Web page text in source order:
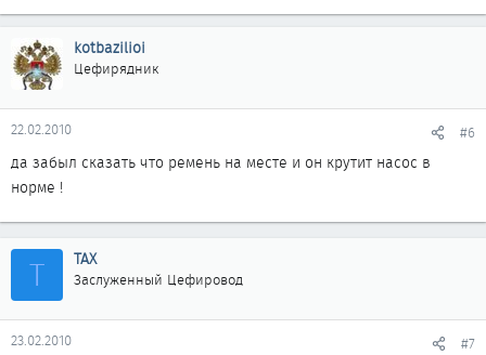
kotbazilioi
Цефирядник
22.02.2010 #6
да забыл сказать что ремень на месте и он крутит насос в
норме !
Т ТАХ
Заслуженный Цефировод
23.02.2010 #7